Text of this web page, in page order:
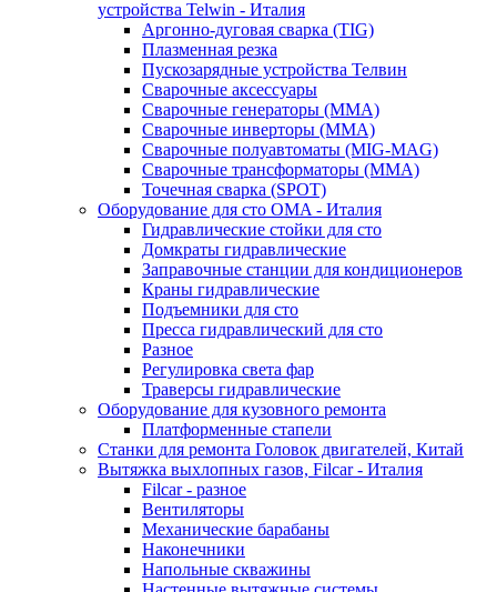
устройства Telwin - Италия
Аргонно-дуговая сварка (TIG)
Плазменная резка
Пускозарядные устройства Телвин
Сварочные аксессуары
Сварочные генераторы (MMA)
Сварочные инверторы (MMA)
Сварочные полуавтоматы (MIG-MAG)
Сварочные трансформаторы (MMA)
Точечная сварка (SPOT)
Оборудование для сто OMA - Италия
Гидравлические стойки для сто
Домкраты гидравлические
Заправочные станции для кондиционеров
Краны гидравлические
Подъемники для сто
Пресса гидравлический для сто
Разное
Регулировка света фар
Траверсы гидравлические
Оборудование для кузовного ремонта
Платформенные стапели
Станки для ремонта Головок двигателей, Китай
Вытяжка выхлопных газов, Filcar - Италия
Filcar - разное
Вентиляторы
Механические барабаны
Наконечники
Напольные скважины